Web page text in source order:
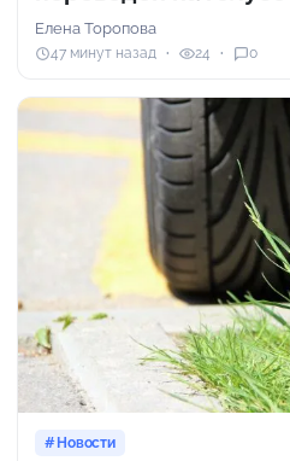
Елена Торопова
47 минут назад 24 0
Новости